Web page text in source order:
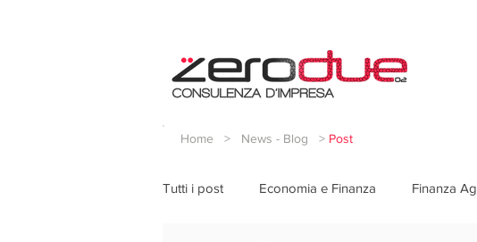
Home > News - Blog > Post
Tutti i post Economia e Finanza Finanza